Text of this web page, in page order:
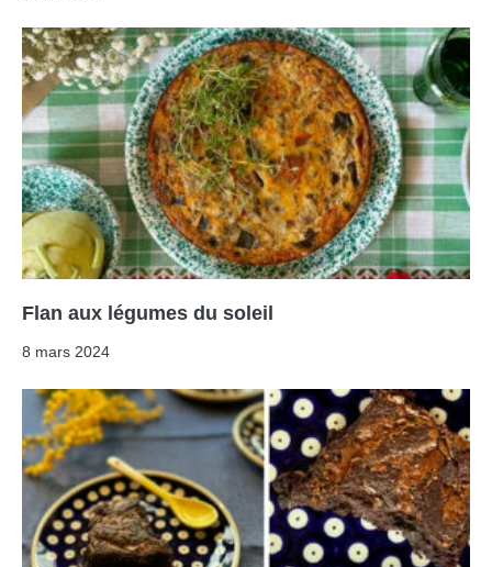
Flan aux légumes du soleil
8 mars 2024